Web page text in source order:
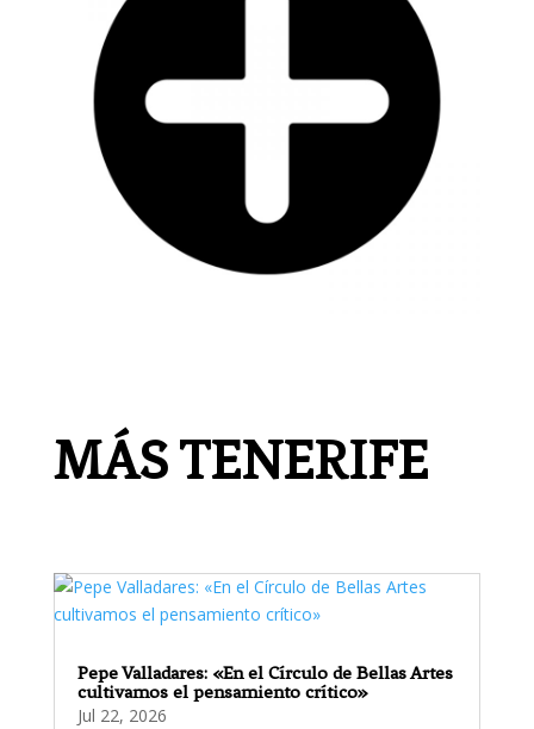
MÁS TENERIFE
Pepe Valladares: «En el Círculo de Bellas Artes
cultivamos el pensamiento crítico»
Jul 22, 2026